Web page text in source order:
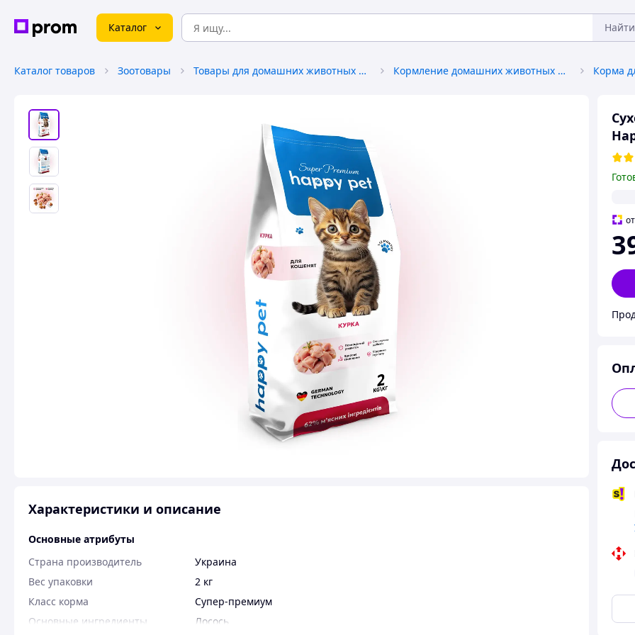
Каталог Найти
Каталог товаров Зоотовары Товары для домашних животных и птиц Кормление домашних животных и птиц Корма
от
Характеристики и описание
Основные атрибуты
Страна производитель
Украина
Вес упаковки
2 кг
Класс корма
Супер-премиум
Основные ингредиенты
Лосось